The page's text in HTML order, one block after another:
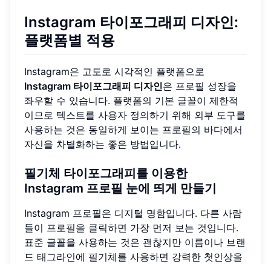
Instagram 타이포그래피 디자인:
플랫폼별 적용
Instagram은 고도로 시각적인 플랫폼으로
Instagram 타이포그래피 디자인은 프로필 성장을
좌우할 수 있습니다. 플랫폼의 기본 글꼴이 제한적
이므로 텍스트를 사용자 정의하기 위해 외부 도구를
사용하는 것은 동일하게 보이는 프로필의 바다에서
자신을 차별화하는 좋은 방법입니다.
필기체 타이포그래피를 이용한
Instagram 프로필 눈에 띄게 만들기
Instagram 프로필은 디지털 명함입니다. 다른 사람
들이 프로필을 클릭하면 가장 먼저 보는 것입니다.
표준 글꼴을 사용하는 것은 괜찮지만 이름이나 브랜
드 태그라인에 필기체를 사용하면 강력한 첫인상을